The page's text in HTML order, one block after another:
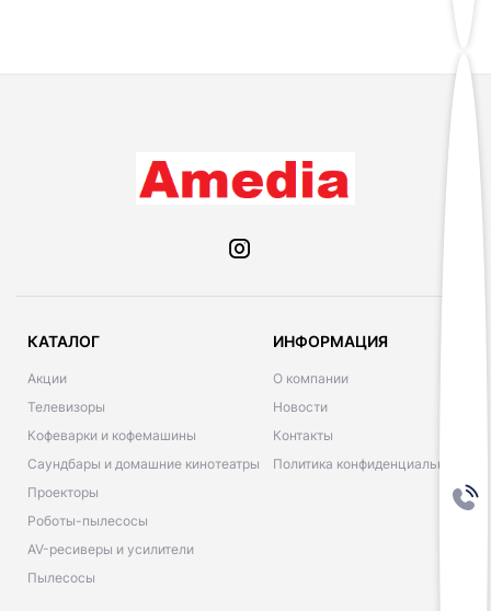
КАТАЛОГ
Акции
Телевизоры
Кофеварки и кофемашины
Саундбары и домашние кинотеатры
Проекторы
Роботы-пылесосы
AV-ресиверы и усилители
Пылесосы
ИНФОРМАЦИЯ
О компании
Новости
Контакты
Политика конфиденциальности